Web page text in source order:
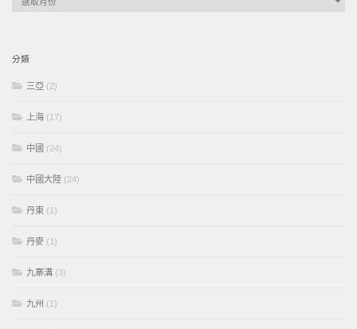
分類
三亞 (2)
上海 (17)
中國 (24)
中國大陸 (24)
丹東 (1)
丹麥 (1)
九寨溝 (3)
九州 (1)